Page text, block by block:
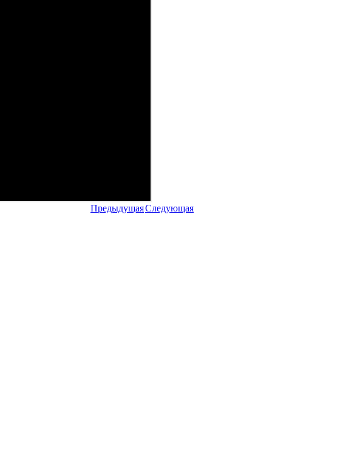
ПредыдущаяСледующая